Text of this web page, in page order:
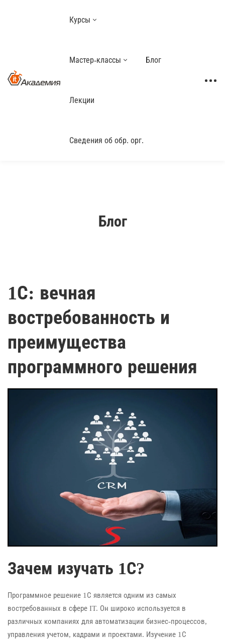
Курсы
Мастер-классы Блог
Лекции
Сведения об обр. орг.
Блог
1С: вечная
востребованность и
преимущества
программного решения
Зачем изучать 1С?
Программное решение 1С является одним из самых
востребованных в сфере IT. Он широко используется в
различных компаниях для автоматизации бизнес-процессов,
управления учетом, кадрами и проектами. Изучение 1С